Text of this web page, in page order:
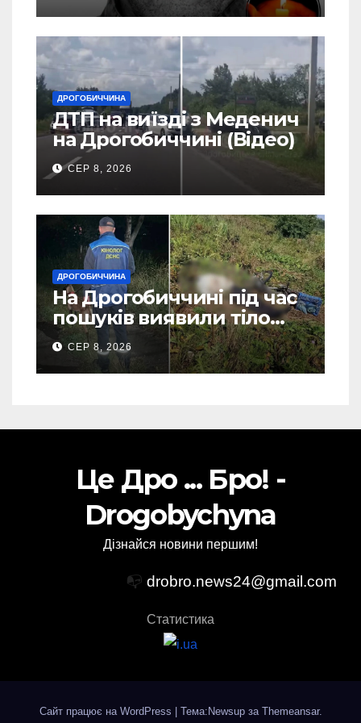
ДРОГОБИЧЧИНА
ДТП на виїзді з Меденич
на Дрогобиччині (Відео)
СЕР 8, 2026
ДРОГОБИЧЧИНА
На Дрогобиччині під час
пошуків виявили тіло
зниклого чоловіка (Фото)
СЕР 8, 2026
Це Дро ... Бро! -
Drogobychyna
Дізнайся новини першим!
📭 drobro.news24@gmail.com
Статистика
Сайт працює на WordPress Тема:Newsup за Themeansar.